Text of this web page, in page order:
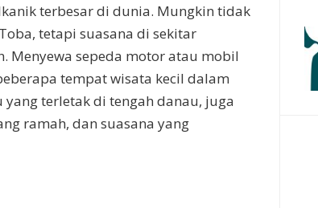
terbesar di dunia. Mungkin tidak
tetapi suasana di sekitar
Menyewa sepeda motor atau mobil
tempat wisata kecil dalam
terletak di tengah danau, juga
ramah, dan suasana yang